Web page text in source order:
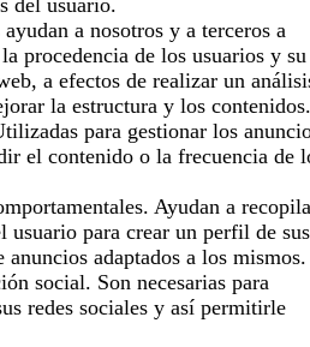
del usuario.
a nosotros y a terceros a
procedencia de los usuarios y su
a efectos de realizar un
la estructura y los contenidos.
para gestionar los
el contenido o la frecuencia de
Ayudan a
usuario para crear un perfil de sus
anuncios adaptados a los mismos.
social. Son necesarias para
redes sociales y así permitirle